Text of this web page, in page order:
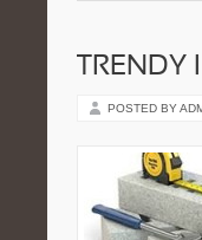
TRENDY
POSTED BY